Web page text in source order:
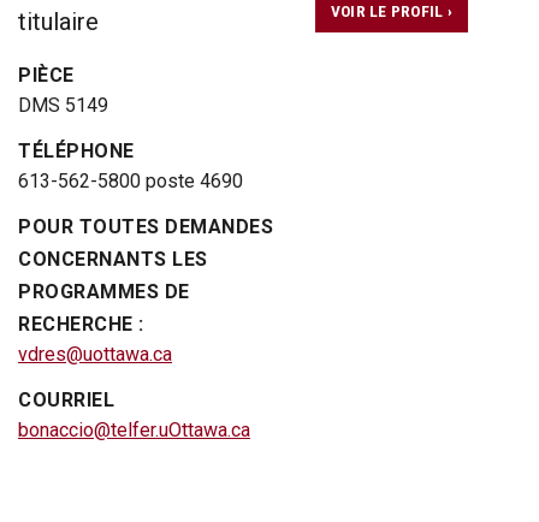
titulaire
PIÈCE
DMS 5149
TÉLÉPHONE
613-562-5800 poste 4690
POUR TOUTES DEMANDES
CONCERNANTS LES
PROGRAMMES DE
RECHERCHE :
vdres@uottawa.ca
COURRIEL
bonaccio@telfer.uOttawa.ca
VOIR LE PROFIL ›